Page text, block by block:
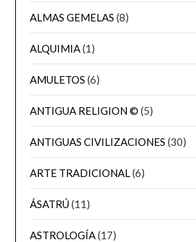
ALMAS GEMELAS (8)
ALQUIMIA(1)
AMULETOS (6)
ANTIGUA RELIGION © (5)
ANTIGUAS CIVILIZACIONES (30)
ARTE TRADICIONAL(6)
ÁSATRÚ(11)
ASTROLOGÍA(17)